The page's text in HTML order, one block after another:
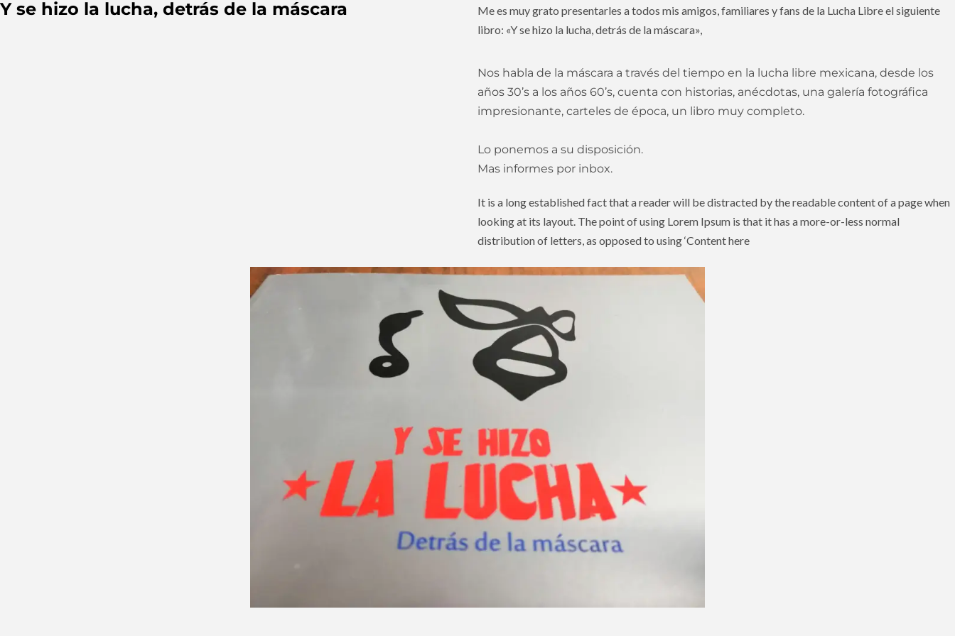
Y se hizo la lucha, detrás de la máscara
Me es muy grato presentarles a todos mis amigos, familiares y fans de la Lucha Libre el siguiente
libro: «Y se hizo la lucha, detrás de la máscara»,
Nos habla de la máscara a través del tiempo en la lucha libre mexicana, desde los
años 30’s a los años 60’s, cuenta con historias, anécdotas, una galería fotográfica
impresionante, carteles de época, un libro muy completo.
Lo ponemos a su disposición.
Mas informes por inbox.
It is a long established fact that a reader will be distracted by the readable content of a page when
looking at its layout. The point of using Lorem Ipsum is that it has a more-or-less normal
distribution of letters, as opposed to using ‘Content here